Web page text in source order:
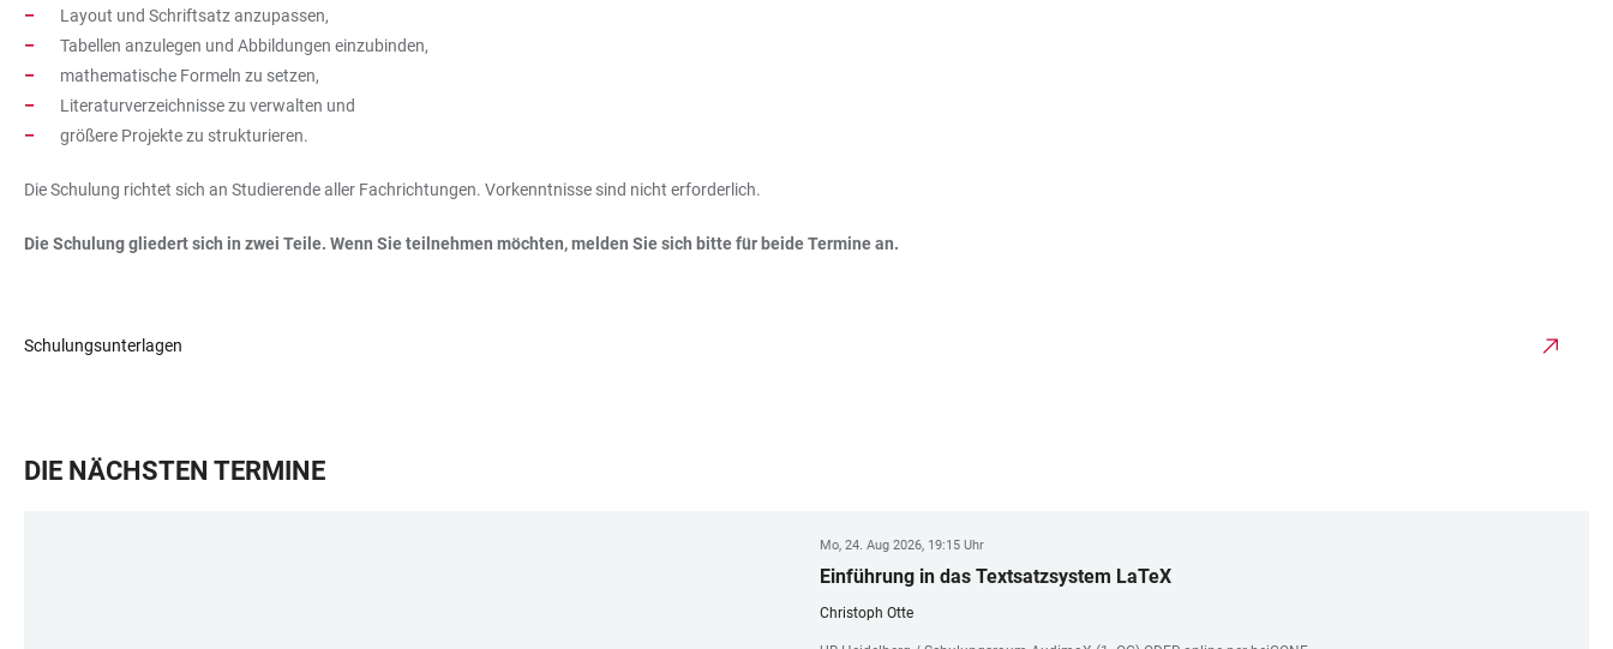
Layout und Schriftsatz anzupassen,
Tabellen anzulegen und Abbildungen einzubinden,
mathematische Formeln zu setzen,
Literaturverzeichnisse zu verwalten und
größere Projekte zu strukturieren.
Die Schulung richtet sich an Studierende aller Fachrichtungen. Vorkenntnisse sind nicht erforderlich.
Die Schulung gliedert sich in zwei Teile. Wenn Sie teilnehmen möchten, melden Sie sich bitte für beide Termine an.
Schulungsunterlagen
DIE NÄCHSTEN TERMINE
Mo, 24. Aug 2026, 19:15 Uhr
Einführung in das Textsatzsystem LaTeX
Christoph Otte